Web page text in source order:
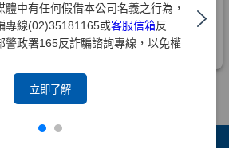
體中有任何假借本公司名義之行為，
專線(02)35181165或客服信箱反
警政署165反詐騙諮詢專線，以免權
立即了解